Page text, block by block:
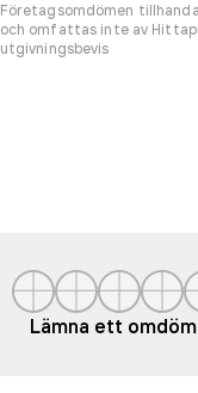
Företagsomdömen
och omfattas inte av
utgivningsbevis
Lämna ett